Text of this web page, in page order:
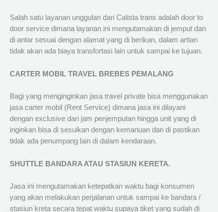
Salah satu layanan unggulan dari Calista trans adalah door to
door service dimana layanan ini mengutamakan di jemput dan
di antar sesuai dengan alamat yang di berikan, dalam artian
tidak akan ada biaya transfortasi lain untuk sampai ke tujuan.
CARTER MOBIL TRAVEL BREBES PEMALANG
Bagi yang menginginkan jasa travel private bisa menggunakan
jasa carter mobil (Rent Service) dimana jasa ini dilayani
dengan exclusive dari jam penjemputan hingga unit yang di
inginkan bisa di sesuikan dengan kemanuan dan di pastikan
tidak ada penumpang lain di dalam kendaraan.
SHUTTLE BANDARA ATAU STASIUN KERETA.
Jasa ini mengutamakan ketepatkan waktu bagi konsumen
yang akan melakukan perjalanan untuk sampai ke bandara /
stasiun kreta secara tepat waktu supaya tiket yang sudah di